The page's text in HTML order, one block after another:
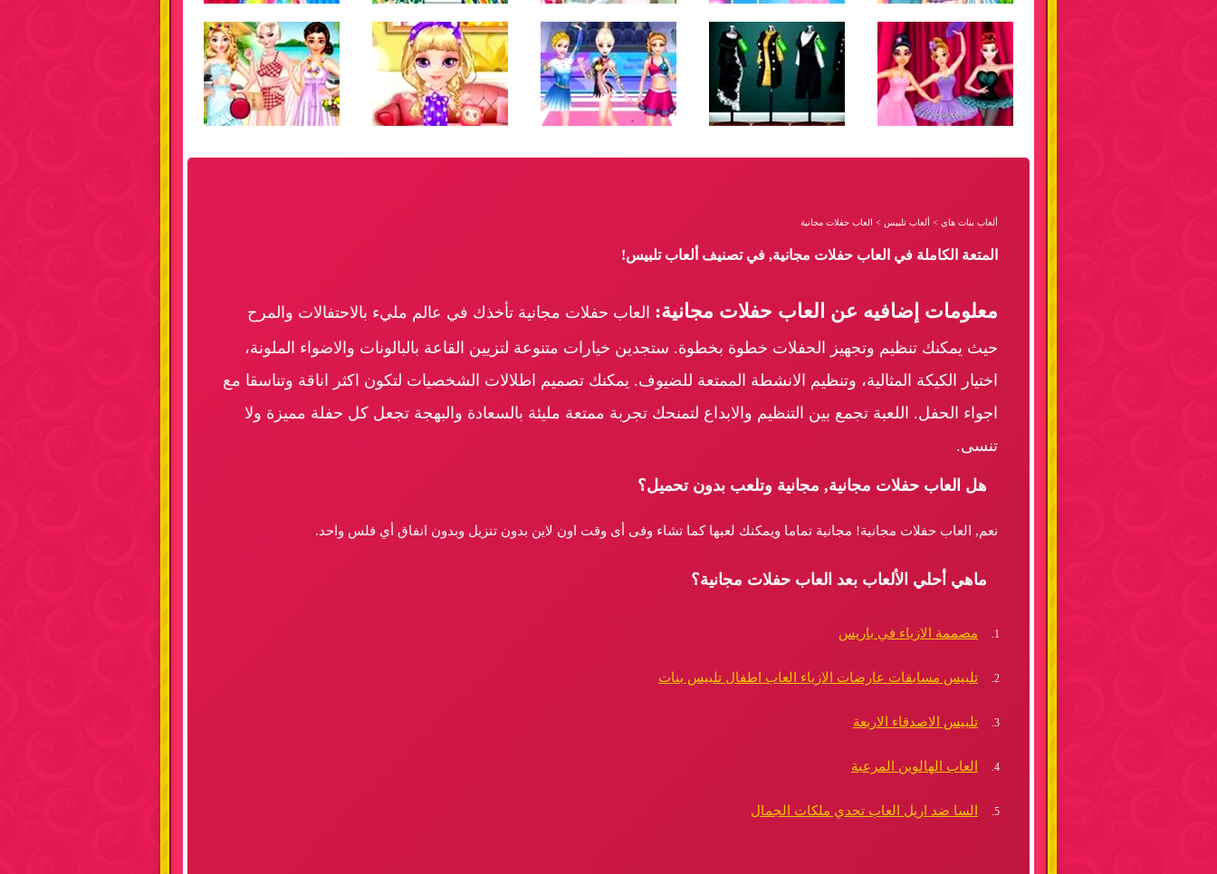
ألعاب بنات هاي > ألعاب تلبيس > العاب حفلات مجانية
المتعة الكاملة في العاب حفلات مجانية, في تصنيف ألعاب تلبيس!
معلومات إضافيه عن العاب حفلات مجانية: العاب حفلات مجانية تأخذك في عالم مليء بالاحتفالات والمرح
حيث يمكنك تنظيم وتجهيز الحفلات خطوة بخطوة. ستجدين خيارات متنوعة لتزيين القاعة بالبالونات والاضواء الملونة،
اختيار الكيكة المثالية، وتنظيم الانشطة الممتعة للضيوف. يمكنك تصميم اطلالات الشخصيات لتكون اكثر اناقة وتناسقا مع
اجواء الحفل. اللعبة تجمع بين التنظيم والابداع لتمنحك تجربة ممتعة مليئة بالسعادة والبهجة تجعل كل حفلة مميزة ولا
تنسى.
هل العاب حفلات مجانية, مجانية وتلعب بدون تحميل؟
نعم, العاب حفلات مجانية! مجانية تماما ويمكنك لعبها كما تشاء وفى أى وقت اون لاين بدون تنزيل وبدون انفاق أي فلس واحد.
ماهي أحلي الألعاب بعد العاب حفلات مجانية؟
مصممة الازياء في باريس
تلبيس مسابقات عارضات الازياء العاب اطفال تلبيس بنات
تلبيس الاصدقاء الاربعة
العاب الهالوين المرعبة
السا ضد اريل العاب تحدي ملكات الجمال